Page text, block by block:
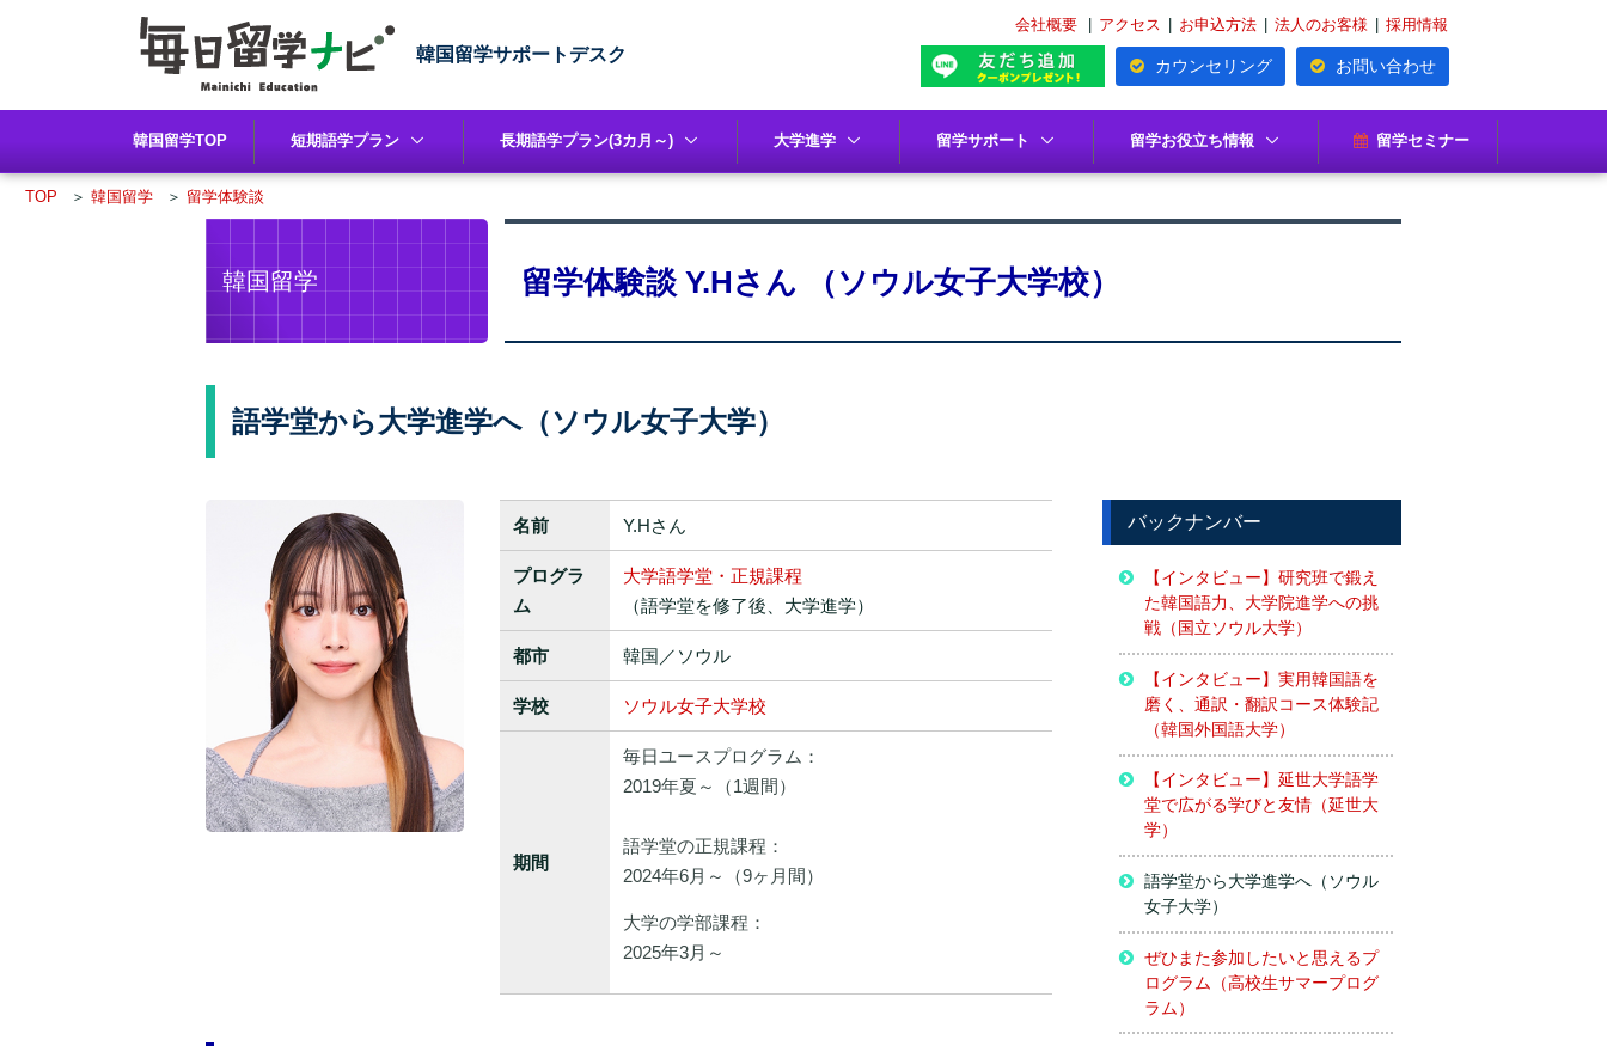
韓国留学サポートデスク
会社概要 アクセス お申込方法 法人のお客様 採用情報
カウンセリング お問い合わせ
韓国留学TOP 短期語学プラン 長期語学プラン(3カ月～) 大学進学 留学サポート 留学お役立ち情報 留学セミナー
TOP ＞ 韓国留学 ＞ 留学体験談
韓国留学 留学体験談 Y.Hさん （ソウル女子大学校）
語学堂から大学進学へ（ソウル女子大学）
名前 Y.Hさん
プログラ
ム
大学語学堂・正規課程
（語学堂を修了後、大学進学）
都市 韓国／ソウル
学校 ソウル女子大学校
期間
毎日ユースプログラム：
2019年夏～（1週間）
語学堂の正規課程：
2024年6月～（9ヶ月間）
大学の学部課程：
2025年3月～
バックナンバー
【インタビュー】研究班で鍛え
た韓国語力、大学院進学への挑
戦（国立ソウル大学）
【インタビュー】実用韓国語を
磨く、通訳・翻訳コース体験記
（韓国外国語大学）
【インタビュー】延世大学語学
堂で広がる学びと友情（延世大
学）
語学堂から大学進学へ（ソウル
女子大学）
ぜひまた参加したいと思えるプ
ログラム（高校生サマープログ
ラム）